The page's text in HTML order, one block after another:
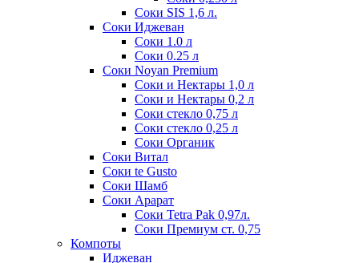
Соки SIS 1,6 л.
Соки Иджеван
Соки 1.0 л
Соки 0.25 л
Соки Noyan Premium
Соки и Нектары 1,0 л
Соки и Нектары 0,2 л
Соки стекло 0,75 л
Соки стекло 0,25 л
Соки Органик
Соки Витал
Соки te Gusto
Соки Шамб
Соки Арарат
Соки Tetra Pak 0,97л.
Соки Премиум ст. 0,75
Компоты
Иджеван